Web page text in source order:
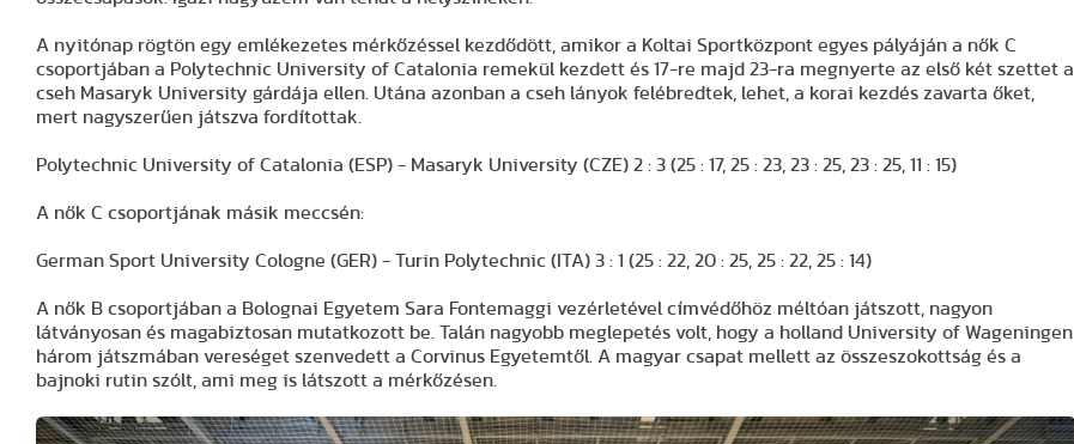
A nyitónap rögtön egy emlékezetes mérkőzéssel kezdődött, amikor a Koltai Sportközpont egyes pályáján a nők C
csoportjában a Polytechnic University of Catalonia remekül kezdett és 17-re majd 23-ra megnyerte az első két szettet a
cseh Masaryk University gárdája ellen. Utána azonban a cseh lányok felébredtek, lehet, a korai kezdés zavarta őket,
mert nagyszerűen játszva fordítottak.
Polytechnic University of Catalonia (ESP) - Masaryk University (CZE) 2 : 3 (25 : 17, 25 : 23, 23 : 25, 23 : 25, 11 : 15)
A nők C csoportjának másik meccsén:
German Sport University Cologne (GER) - Turin Polytechnic (ITA) 3 : 1 (25 : 22, 20 : 25, 25 : 22, 25 : 14)
A nők B csoportjában a Bolognai Egyetem Sara Fontemaggi vezérletével címvédőhöz méltóan játszott, nagyon
látványosan és magabiztosan mutatkozott be. Talán nagyobb meglepetés volt, hogy a holland University of Wageningen
három játszmában vereséget szenvedett a Corvinus Egyetemtől. A magyar csapat mellett az összeszokottság és a
bajnoki rutin szólt, ami meg is látszott a mérkőzésen.